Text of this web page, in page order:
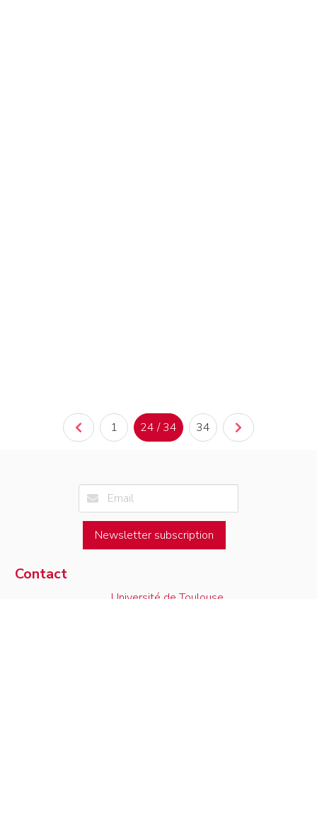
1 24 / 34 34
Newsletter subscription
Contact
Université de Toulouse